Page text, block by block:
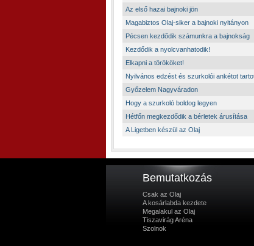
Az első hazai bajnoki jön
Magabiztos Olaj-siker a bajnoki nyitányon
Pécsen kezdődik számunkra a bajnokság
Kezdődik a nyolcvanhatodik!
Elkapni a törököket!
Nyilvános edzést és szurkolói ankétot
Győzelem Nagyváradon
Hogy a szurkoló boldog legyen
Hétfőn megkezdődik a bérletek árusítása
A Ligetben készül az Olaj
Bemutatkozás
Csak az Olaj
A kosárlabda kezdete
Megalakul az Olaj
Tiszavirág Aréna
Szolnok